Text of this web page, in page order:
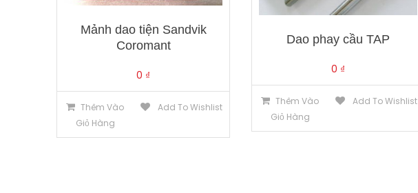
Mảnh dao tiện Sandvik
Coromant
0 ₫
Thêm Vào
Giỏ Hàng
Add To Wishlist
Dao phay cầu TAP
0 ₫
Thêm Vào
Giỏ Hàng
Add To Wishlist